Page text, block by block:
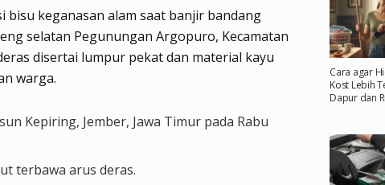
bisu keganasan alam saat banjir bandang
selatan Pegunungan Argopuro, Kecamatan
disertai lumpur pekat dan material kayu
warga.
Kepiring, Jember, Jawa Timur pada Rabu
terbawa arus deras.
Cara agar
Kost Lebih
Dapur dan